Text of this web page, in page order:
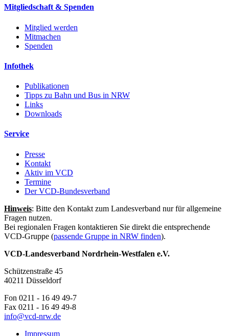
Mitgliedschaft & Spenden
Mitglied werden
Mitmachen
Spenden
Infothek
Publikationen
Tipps zu Bahn und Bus in NRW
Links
Downloads
Service
Presse
Kontakt
Aktiv im VCD
Termine
Der VCD-Bundesverband
Hinweis: Bitte den Kontakt zum Landesverband nur für allgemeine
Fragen nutzen.
Bei regionalen Fragen kontaktieren Sie direkt die entsprechende
VCD-Gruppe (passende Gruppe in NRW finden).
VCD-Landesverband Nordrhein-Westfalen e.V.
Schützenstraße 45
40211 Düsseldorf
Fon 0211 - 16 49 49-7
Fax 0211 - 16 49 49-8
info@vcd-nrw.de
Impressum